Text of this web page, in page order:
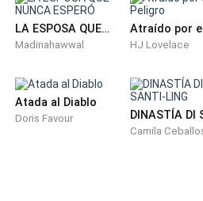
Nikolai movió el arma. Más
—¡Maldito seas! —bramó
LA ESPOSA QUE NUNCA ESPERÓ
Madinahawwal HJ Lovelace
Atada al Diablo
Doris Favour
Camila